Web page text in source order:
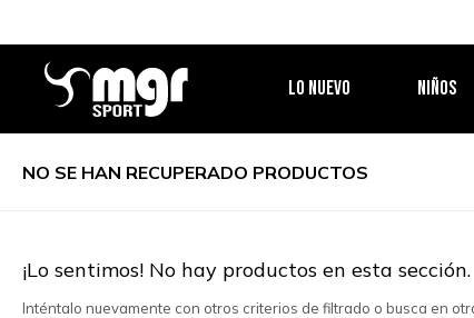
LO NUEVO NIÑOS
NO SE HAN RECUPERADO PRODUCTOS
¡Lo sentimos! No hay productos en esta sección.
Inténtalo nuevamente con otros criterios de filtrado o busca en